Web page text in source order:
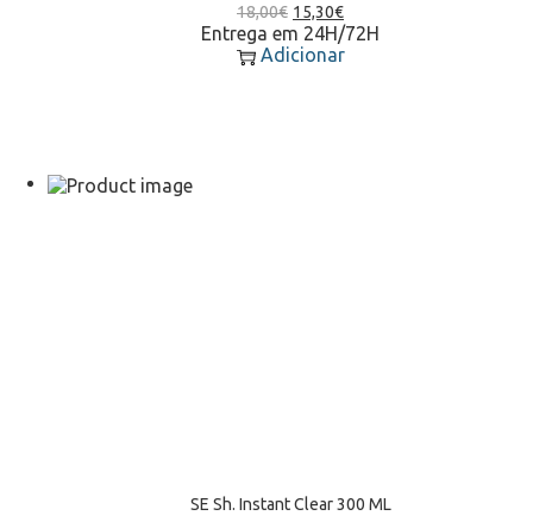
18,00€ 15,30€
Entrega em 24H/72H
Adicionar
SE Sh. Instant Clear 300 ML